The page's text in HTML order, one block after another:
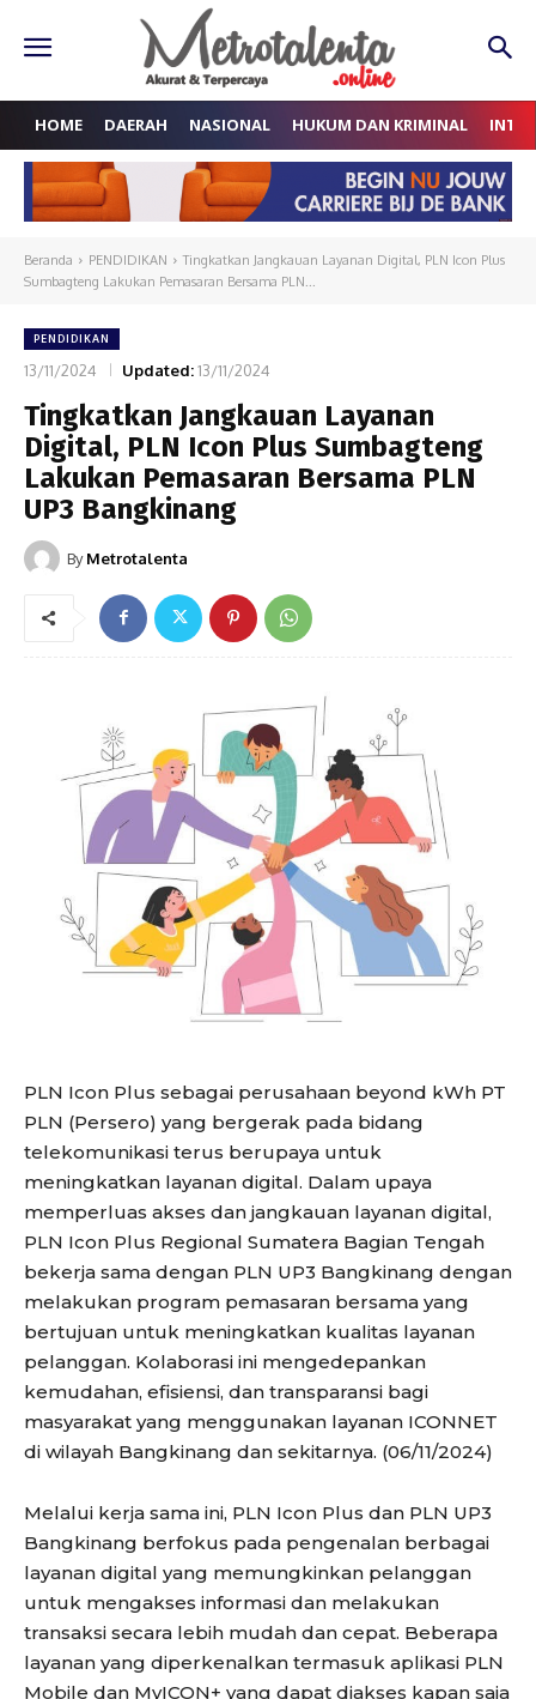
HOME DAERAH NASIONAL HUKUM DAN KRIMINAL
Beranda PENDIDIKAN
Tingkatkan Jangkauan Layanan Digital, PLN Icon Plus
Sumbagteng Lakukan Pemasaran Bersama PLN...
PENDIDIKAN
13/11/2024 Updated:13/11/2024
Tingkatkan Jangkauan Layanan
Digital, PLN Icon Plus Sumbagteng
Lakukan Pemasaran Bersama PLN
UP3 Bangkinang
By Metrotalenta
PLN Icon Plus sebagai perusahaan beyond kWh PT
PLN (Persero) yang bergerak pada bidang
telekomunikasi terus berupaya untuk
meningkatkan layanan digital. Dalam upaya
memperluas akses dan jangkauan layanan digital,
PLN Icon Plus Regional Sumatera Bagian Tengah
bekerja sama dengan PLN UP3 Bangkinang dengan
melakukan program pemasaran bersama yang
bertujuan untuk meningkatkan kualitas layanan
pelanggan. Kolaborasi ini mengedepankan
kemudahan, efisiensi, dan transparansi bagi
masyarakat yang menggunakan layanan ICONNET
di wilayah Bangkinang dan sekitarnya. (06/11/2024)
Melalui kerja sama ini, PLN Icon Plus dan PLN UP3
Bangkinang berfokus pada pengenalan berbagai
layanan digital yang memungkinkan pelanggan
untuk mengakses informasi dan melakukan
transaksi secara lebih mudah dan cepat. Beberapa
layanan yang diperkenalkan termasuk aplikasi PLN
Mobile dan MyICON+ yang dapat diakses kapan saja